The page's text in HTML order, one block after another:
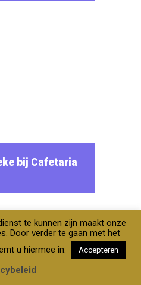
te kunnen zijn maakt onze
Door verder te gaan met het
u hiermee in.
Accepteren